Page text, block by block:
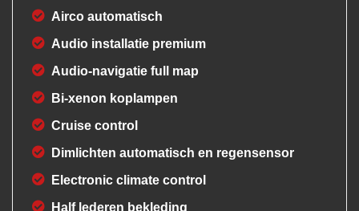
Airco automatisch
Audio installatie premium
Audio-navigatie full map
Bi-xenon koplampen
Cruise control
Dimlichten automatisch en regensensor
Electronic climate control
Half lederen bekleding